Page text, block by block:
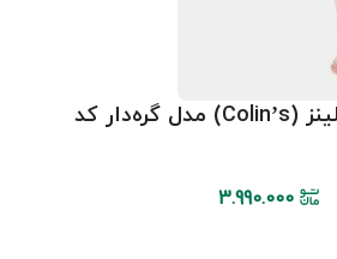
پیراهن کوتاه زنانه کولینز (Colin’s) مدل گره‌دار کد
3.990.000